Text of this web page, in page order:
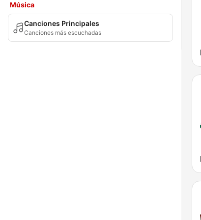
Música
Canciones Principales
Canciones más escuchadas